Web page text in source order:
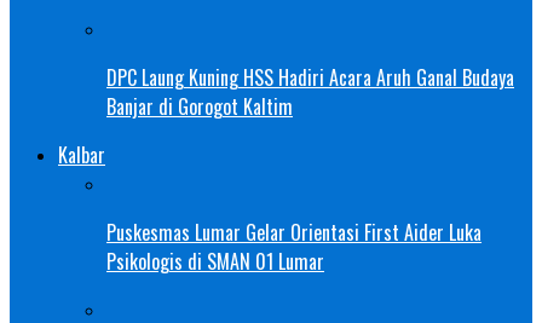
DPC Laung Kuning HSS Hadiri Acara Aruh Ganal Budaya
Banjar di Gorogot Kaltim
Kalbar
Puskesmas Lumar Gelar Orientasi First Aider Luka
Psikologis di SMAN 01 Lumar